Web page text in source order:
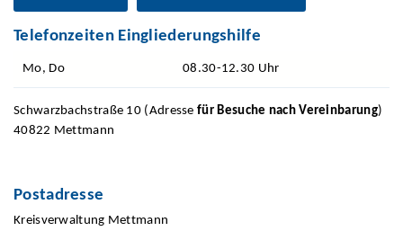
Telefonzeiten Eingliederungshilfe
Mo, Do 08.30-12.30 Uhr
Schwarzbachstraße 10 (Adressefür Besuche nach Vereinbarung)
40822 Mettmann
Postadresse
Kreisverwaltung Mettmann